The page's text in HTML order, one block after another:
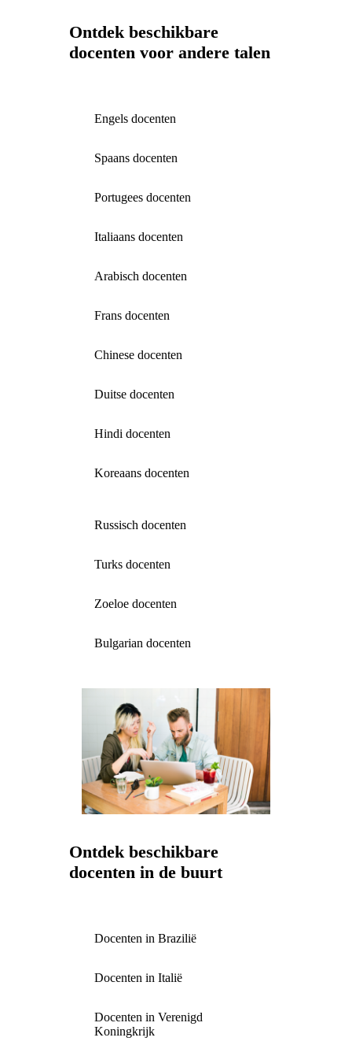
Ontdek beschikbare
docenten voor andere talen
Engels docenten
Spaans docenten
Portugees docenten
Italiaans docenten
Arabisch docenten
Frans docenten
Chinese docenten
Duitse docenten
Hindi docenten
Koreaans docenten
Russisch docenten
Turks docenten
Zoeloe docenten
Bulgarian docenten
Ontdek beschikbare
docenten in de buurt
Docenten in Brazilië
Docenten in Italië
Docenten in Verenigd
Koningkrijk